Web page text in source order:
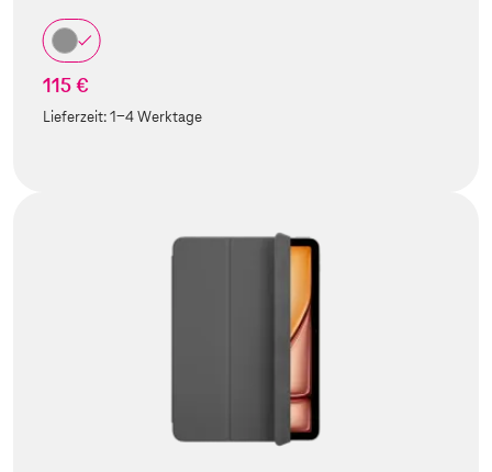
115 €
Lieferzeit:1-4 Werktage